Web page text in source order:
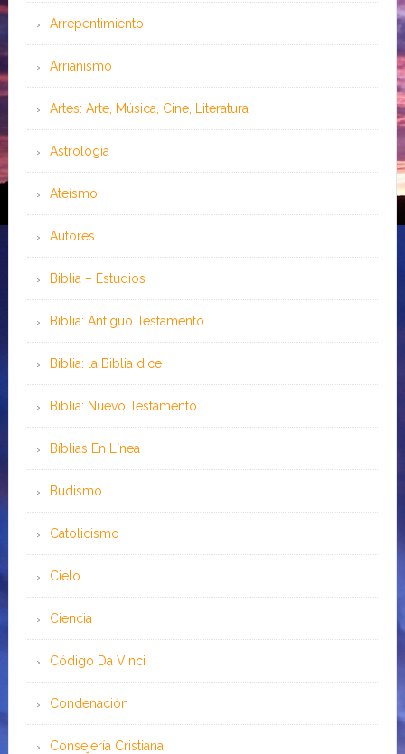
Arrepentimiento
Arrianismo
Artes: Arte, Música, Cine, Literatura
Astrología
Ateísmo
Autores
Biblia – Estudios
Biblia: Antiguo Testamento
Biblia: la Biblia dice
Biblia: Nuevo Testamento
Bíblias En Línea
Budismo
Catolicismo
Cielo
Ciencia
Código Da Vinci
Condenación
Consejería Cristiana